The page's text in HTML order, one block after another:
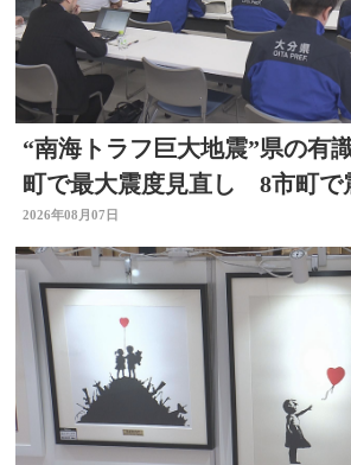
“南海トラフ巨大地震”県の有
町で最大震度見直し 8市町で
げ” 大分
2026年08月07日